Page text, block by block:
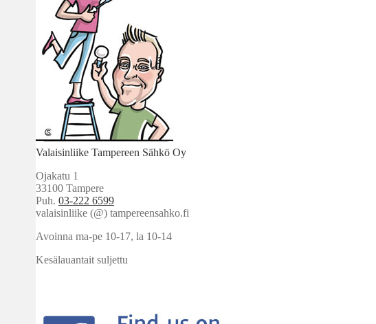
Valaisinliike Tampereen Sähkö Oy
Ojakatu 1
33100 Tampere
Puh. 03-222 6599
valaisinliike (@) tampereensahko.fi
Avoinna ma-pe 10-17, la 10-14
Kesälauantait suljettu